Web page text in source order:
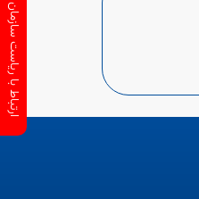
ارتباط با ریاست سازمان